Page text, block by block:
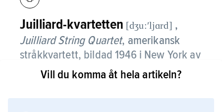
Juilliard-kvartetten [dʒu:ʹljɑrd] ,
Juilliard String Quartet, amerikansk
stråkkvartett, bildad 1946 i New York av
William Schuman som Juilliard School of
Vill du komma åt hela artikeln?